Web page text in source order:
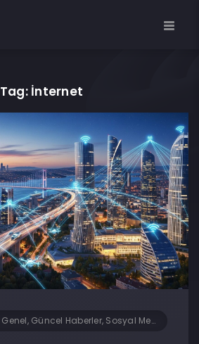
Tag: İnternet
Genel, Güncel Haberler, Sosyal Medya, Teknoloji, Yazılım